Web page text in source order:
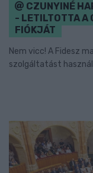
CZUNYINÉ
- LETILTOTTA A
FIÓKJÁT
Nem vicc! A Fidesz
szolgáltatást